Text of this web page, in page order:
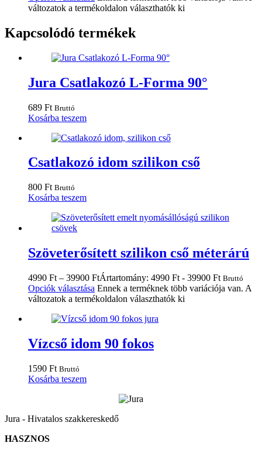
változatok a termékoldalon választhatók ki
Kapcsolódó termékek
Jura Csatlakozó L-Forma 90°
689 Ft Bruttó
Kosárba teszem
Csatlakozó idom szilikon cső
800 Ft Bruttó
Kosárba teszem
Szöveterősített szilikon cső méterárú
4990 Ft – 39900 FtÁrtartomány: 4990 Ft - 39900 Ft Bruttó
Opciók választása Ennek a terméknek több variációja van. A
változatok a termékoldalon választhatók ki
Vízcső idom 90 fokos
1590 Ft Bruttó
Kosárba teszem
Jura - Hivatalos szakkereskedő
HASZNOS